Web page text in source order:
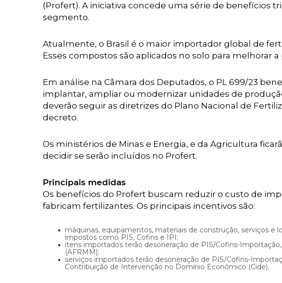
(Profert). A iniciativa concede uma série de benefícios
segmento.
Atualmente, o Brasil é o maior importador global de
Esses compostos são aplicados no solo para melhorar
Em análise na Câmara dos Deputados, o PL 699/23
implantar, ampliar ou modernizar unidades de
deverão seguir as diretrizes do Plano Nacional de
decreto.
Os ministérios de Minas e Energia, e da Agricultura
decidir se serão incluídos no Profert.
Principais medidas
Os benefícios do Profert buscam reduzir o custo de
fabricam fertilizantes. Os principais incentivos são:
máquinas, equipamentos, materiais de construção, serviços e
impostos como PIS, Cofins e IPI;
itens importados terão desoneração de PIS/Cofins-
(AFRMM);
serviços importados terão desoneração de PIS/Cofins-
Contribuição de Intervenção no Domínio Econômico (Cide).